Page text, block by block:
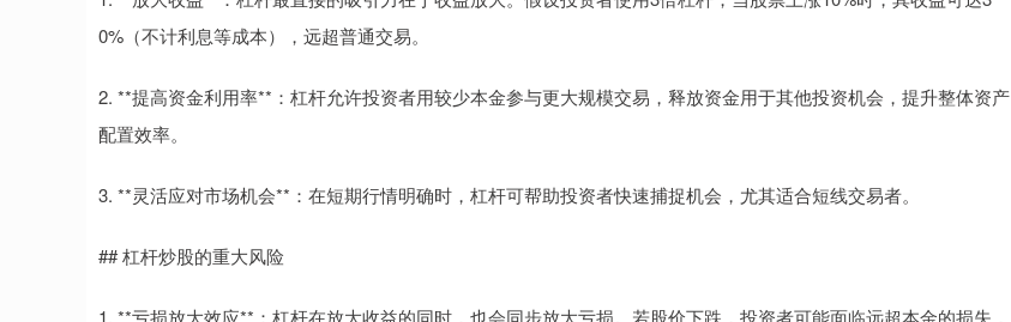
0%（不计利息等成本），远超普通交易。
2. **提高资金利用率**：杠杆允许投资者用较少本金参与更大规模交易，释放资金用于其他投资机会，提升整体资产
配置效率。
3. **灵活应对市场机会**：在短期行情明确时，杠杆可帮助投资者快速捕捉机会，尤其适合短线交易者。
## 杠杆炒股的重大风险
1. **亏损放大效应**：杠杆在放大收益的同时，也会同步放大亏损。若股价下跌，投资者可能面临远超本金的损失，